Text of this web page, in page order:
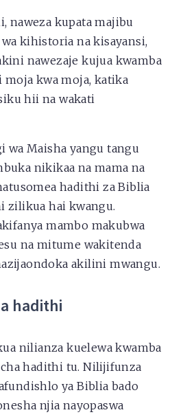
naweza kupata majibu
kihistoria na kisayansi,
nawezaje kujua kwamba
kwa moja, katika
hii na wakati
wa Maisha yangu tangu
nikikaa na mama na
hadithi za Biblia
zilikua hai kwangu.
mambo makubwa
na mitume wakitenda
akilini mwangu.
hadithi
nilianza kuelewa kwamba
hadithi tu. Nilijifunza
ya Biblia bado
njia nayopaswa